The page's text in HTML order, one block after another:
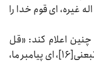
غیره، ای قوم خدا را
چنین اعلام کند: «قل
هذه سبیلی ادعوا الی‌الله علی بصیرهٍ انا ومن اتبعنی[۱۶]، ای پیامبر ما،